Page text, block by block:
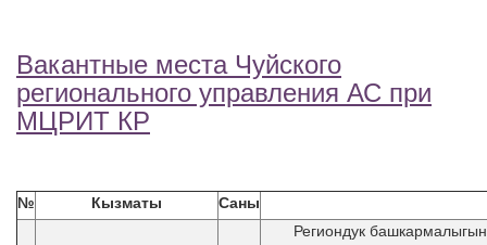
Вакантные места Чуйского
регионального управления АС при
МЦРИТ КР
№ Кызматы Саны
Региондук